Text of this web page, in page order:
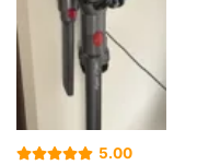
5.00